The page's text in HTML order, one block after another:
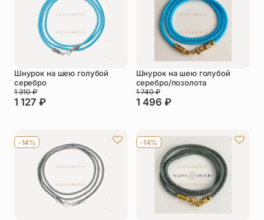
Шнурок на шею голубой
серебро
1 127 ₽
1 310₽
Шнурок на шею голубой
серебро/позолота
1 496 ₽
1 740₽
-14% -14%